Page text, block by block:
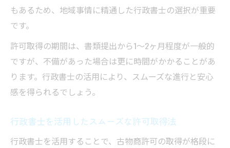
もあるため、地域事情に精通した行政書士の選択が重要
です。
許可取得の期間は、書類提出から1〜2ヶ月程度が一般的
ですが、不備があった場合は更に時間がかかることがあ
ります。行政書士の活用により、スムーズな進行と安心
感を得られるでしょう。
行政書士を活用したスムーズな許可取得法
行政書士を活用することで、古物商許可の取得が格段に